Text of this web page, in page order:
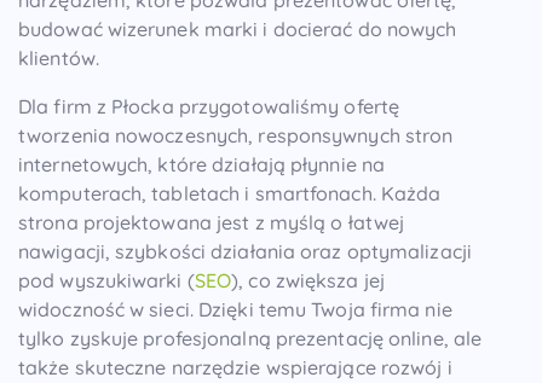
budować wizerunek marki i docierać do nowych
klientów.
Dla firm z Płocka przygotowaliśmy ofertę
tworzenia nowoczesnych, responsywnych stron
internetowych, które działają płynnie na
komputerach, tabletach i smartfonach. Każda
strona projektowana jest z myślą o łatwej
nawigacji, szybkości działania oraz optymalizacji
pod wyszukiwarki (SEO), co zwiększa jej
widoczność w sieci. Dzięki temu Twoja firma nie
tylko zyskuje profesjonalną prezentację online, ale
także skuteczne narzędzie wspierające rozwój i